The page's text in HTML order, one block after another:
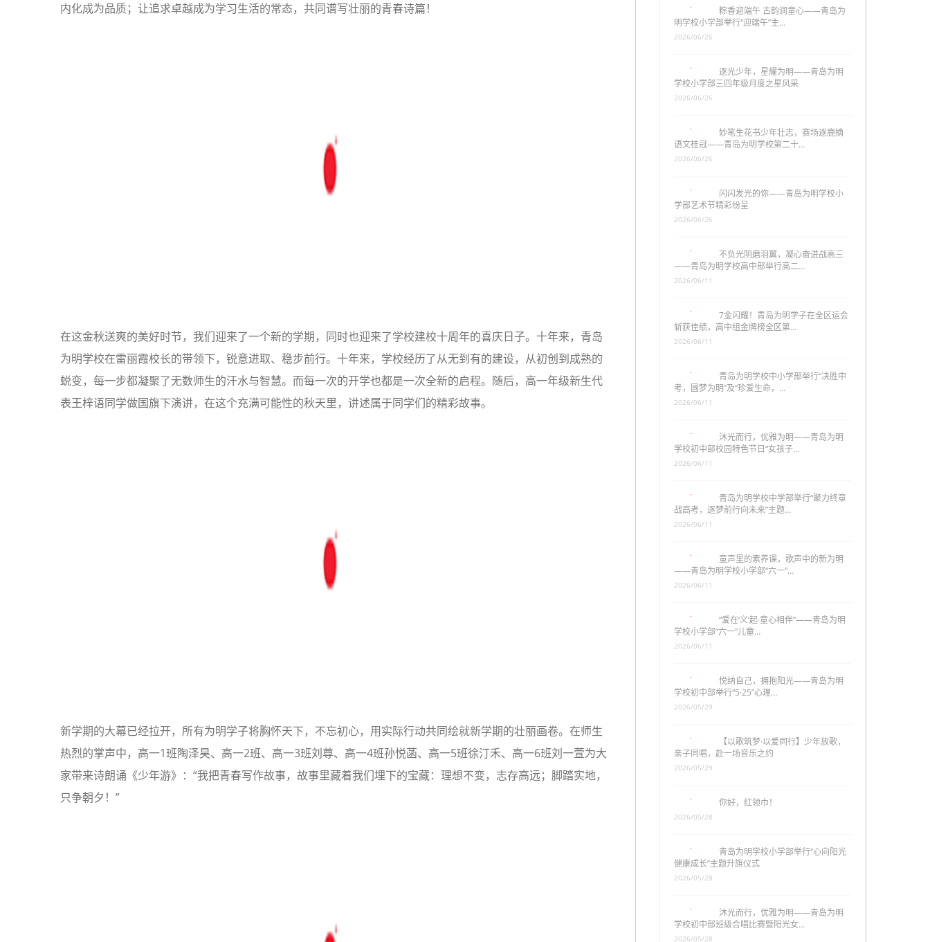
内化成为品质；让追求卓越成为学习生活的常态，共同谱写壮丽的青春诗篇！
在这金秋送爽的美好时节，我们迎来了一个新的学期，同时也迎来了学校建校十周年的喜庆日子。十年来，青岛
为明学校在雷丽霞校长的带领下，锐意进取、稳步前行。十年来，学校经历了从无到有的建设，从初创到成熟的
蜕变，每一步都凝聚了无数师生的汗水与智慧。而每一次的开学也都是一次全新的启程。随后，高一年级新生代
表王梓语同学做国旗下演讲，在这个充满可能性的秋天里，讲述属于同学们的精彩故事。
新学期的大幕已经拉开，所有为明学子将胸怀天下，不忘初心，用实际行动共同绘就新学期的壮丽画卷。在师生
热烈的掌声中，高一1班陶泽昊、高一2班、高一3班刘尊、高一4班孙悦菡、高一5班徐汀禾、高一6班刘一萱为大
家带来诗朗诵《少年游》：“我把青春写作故事，故事里藏着我们埋下的宝藏：理想不变，志存高远；脚踏实地，
只争朝夕！”
粽香迎端午 古韵润童心——青岛为
明学校小学部举行“迎端午”主…
逐光少年，星耀为明——青岛为明
学校小学部三四年级月度之星风采
妙笔生花书少年壮志，赛场逐鹿摘
语文桂冠——青岛为明学校第二十…
闪闪发光的你——青岛为明学校小
学部艺术节精彩纷呈
不负光阴磨羽翼，凝心奋进战高三
——青岛为明学校高中部举行高二…
7金闪耀！青岛为明学子在全区运会
斩获佳绩，高中组金牌榜全区第…
青岛为明学校中小学部举行“决胜中
考，圆梦为明”及“珍爱生命，…
沐光而行，优雅为明——青岛为明
学校初中部校园特色节日“女孩子…
青岛为明学校中学部举行“聚力终章
战高考，逐梦前行向未来”主题…
童声里的素养课，歌声中的新为明
——青岛为明学校小学部“六一”…
“爱在‘义’起·童心相伴”——青岛为明
学校小学部“六一”儿童…
悦纳自己，拥抱阳光——青岛为明
学校初中部举行“5·25”心理…
【以歌筑梦·以爱同行】少年放歌，
亲子同唱，赴一场音乐之约
你好，红领巾！
青岛为明学校小学部举行“心向阳光
健康成长”主题升旗仪式
沐光而行，优雅为明——青岛为明
学校初中部班级合唱比赛暨阳光女…